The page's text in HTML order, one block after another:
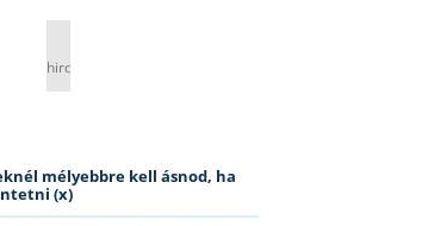
hirdetés
mélyebbre kell ásnod, ha
(x)